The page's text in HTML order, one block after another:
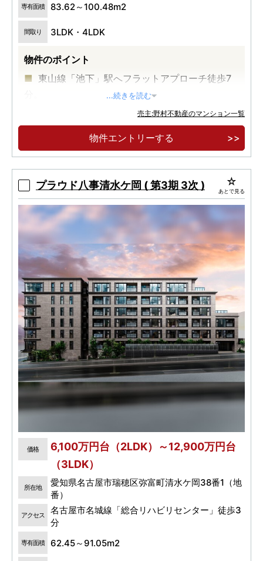
専有面積 83.62～100.48m2
間取り 3LDK・4LDK
物件のポイント
東山線「池下」駅へフラットアプローチ徒歩7
セントラルガーデン近接の地に誕生するプライ
ベートレジデンス
...続きを読む
売主:野村不動産のマンション一覧
物件エントリーする
プラウド八事清水ケ岡 ( 第3期 3次 ) あとで見る
価格
6,100万円台（2LDK）～12,900万円台
（3LDK）
所在地
愛知県名古屋市瑞穂区弥富町清水ケ岡38番1（地
番）
アクセス
名古屋市名城線「総合リハビリセンター」徒歩3
分
専有面積 62.45～91.05m2